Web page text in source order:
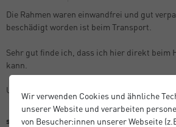
Die Rahmen waren einwandfrei und gut
beschädigt worden ist beim Transport.
Sehr gut finde ich, dass ich hier direkt beim
kann.
Unbekannt
sehr gute Qualität, zuverlässige Lieferung!
Wir verwenden Cookies und ähnliche
unserer Website und verarbeiten
von Besucher:innen unserer Webseite